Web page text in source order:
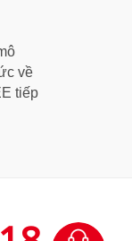
về
tiếp